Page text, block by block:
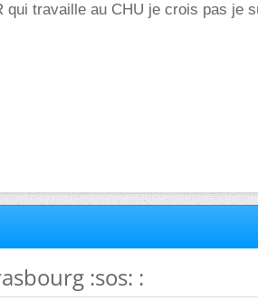
qui travaille au CHU je crois pas je
:sos: :